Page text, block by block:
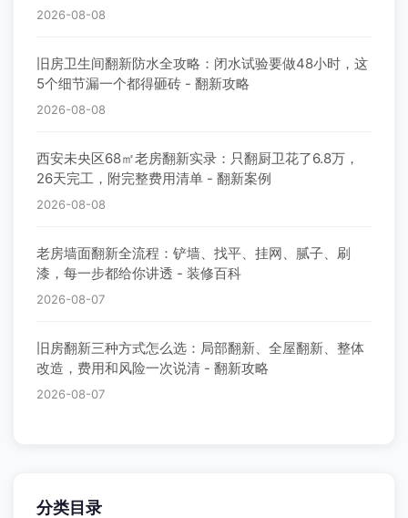
2026-08-08
旧房卫生间翻新防水全攻略：闭水试验要做48小时，这
5个细节漏一个都得砸砖 - 翻新攻略
2026-08-08
西安未央区68㎡老房翻新实录：只翻厨卫花了6.8万，
26天完工，附完整费用清单 - 翻新案例
2026-08-08
老房墙面翻新全流程：铲墙、找平、挂网、腻子、刷
漆，每一步都给你讲透 - 装修百科
2026-08-07
旧房翻新三种方式怎么选：局部翻新、全屋翻新、整体
改造，费用和风险一次说清 - 翻新攻略
2026-08-07
分类目录